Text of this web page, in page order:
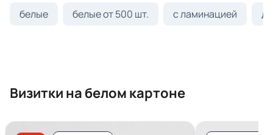
белые белые от 500 шт. с ламинацией
Визитки на белом картоне